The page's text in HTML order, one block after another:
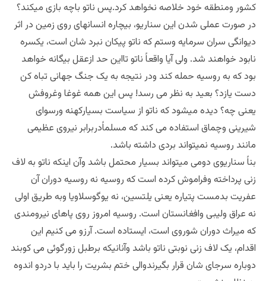
کشور ومنطقه خود خلاصه نخواهد کرد.پس ناتو باچه بازی میکند؟
در صورت عملی شدن این سناریو، بیچاره انسانهای روی زمین در اثر
دیوانگی سران سرمایه وستم که ناتو پیکان نبرد شان است، یکسره
نابود خواهند شد. ولی آیا واقعاً ناتو تااین حد ازعقل بیگانه خواهد
بود که به روسیه حمله کند ودر نتیجه به یک جنگ جهانی تباه کن
دست یازد؟ بعید به نظر می رسد! پس این همه غوغا وغروفش
یعنی چه؟ دیده میشود که ناتو از سیاست بسیارکهنه ورسوای
شیرینی وچماق استفاده می کند که مسلماًدربرابر نیروی عظیمی
مانند روسیه نمیتواند بردی داشته باشد.
بناً سناریوی دومی میتواند بسیار محتمل باشد وآن اینکه ناتو به لاف
زنی پرداخته وفراموش کرده است که روسیه نه روسیه دوران آن
عفریت بدمست پتیاره یعنی یلتسین، نه یوگوسلاویا وبه طریق اولی
نه عراق ولیبی وافغانستان است. روسیه امروز روی پاهای نیرومندی
که میراث دوران شوروی است، ایستاده است. آرزو می کنیم این
اقدام، یک لاف زنی نوبتی ناتو باشد وآنانیکه برطبل زورگوئی می کوبند
دوباره سرجای شان قرار بگیرندوالی ختم بشریت را باید با دردو اندوه